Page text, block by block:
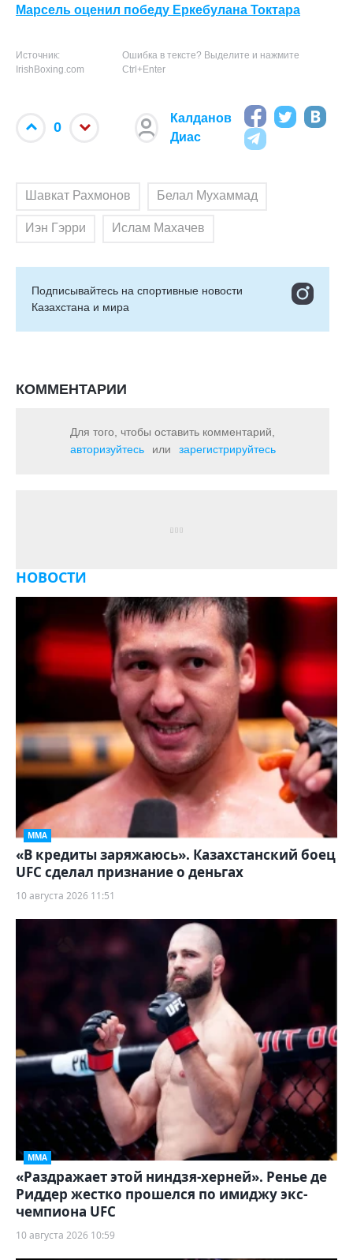
Марсель оценил победу Еркебулана Токтара
Источник:
IrishBoxing.com
Ошибка в тексте? Выделите и нажмите
Ctrl+Enter
0
Калданов
Диас
Шавкат Рахмонов Белал Мухаммад
Иэн Гэрри Ислам Махачев
Подписывайтесь на cпортивные новости
Казахстана и мира
КОММЕНТАРИИ
Для того, чтобы оставить комментарий,
авторизуйтесь
или зарегистрируйтесь
НОВОСТИ
ММА
«В кредиты заряжаюсь». Казахстанский боец
UFC сделал признание о деньгах
10 августа 2026 11:51
ММА
«Раздражает этой ниндзя-херней». Ренье де
Риддер жестко прошелся по имиджу экс-
чемпиона UFC
10 августа 2026 10:59